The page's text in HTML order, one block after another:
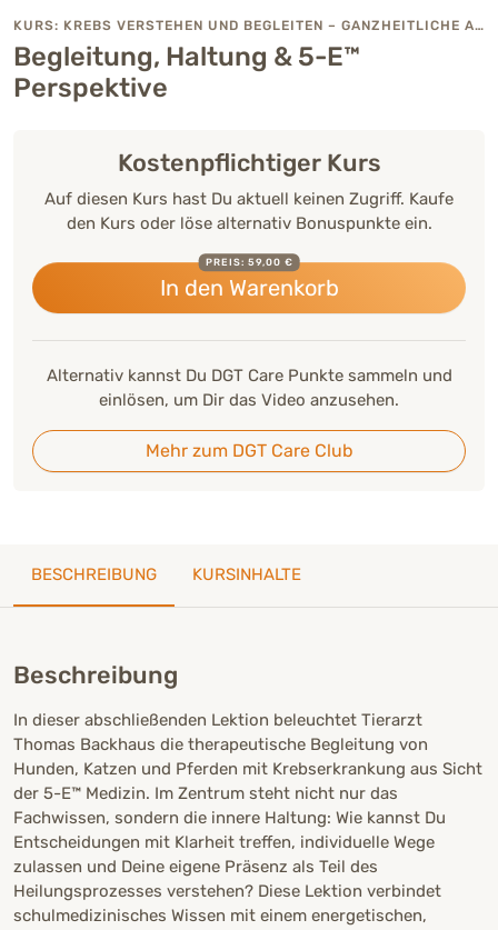
KURS: KREBS VERSTEHEN UND BEGLEITEN – GANZHEITLICHE ANSÄTZE IN DER VETERINÄRMEDIZIN
Begleitung, Haltung & 5-E™
Perspektive
Kostenpflichtiger Kurs
Auf diesen Kurs hast Du aktuell keinen Zugriff. Kaufe
den Kurs oder löse alternativ Bonuspunkte ein.
In den Warenkorb
PREIS: 59,00 €
Alternativ kannst Du DGT Care Punkte sammeln und
einlösen, um Dir das Video anzusehen.
Mehr zum DGT Care Club
BESCHREIBUNG KURSINHALTE
Beschreibung
In dieser abschließenden Lektion beleuchtet Tierarzt
Thomas Backhaus die therapeutische Begleitung von
Hunden, Katzen und Pferden mit Krebserkrankung aus Sicht
der 5-E™ Medizin. Im Zentrum steht nicht nur das
Fachwissen, sondern die innere Haltung: Wie kannst Du
Entscheidungen mit Klarheit treffen, individuelle Wege
zulassen und Deine eigene Präsenz als Teil des
Heilungsprozesses verstehen? Diese Lektion verbindet
schulmedizinisches Wissen mit einem energetischen,